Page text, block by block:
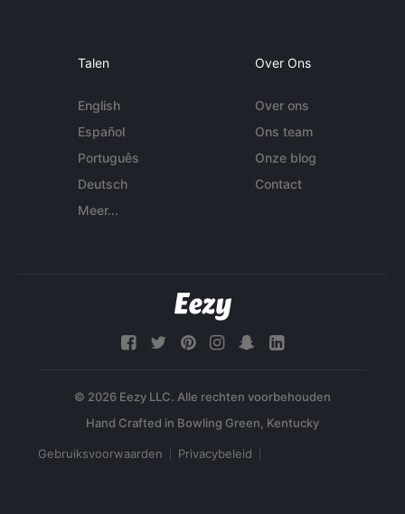
Talen
English
Español
Português
Deutsch
Meer...
Over Ons
Over ons
Ons team
Onze blog
Contact
© 2026 Eezy LLC. Alle rechten voorbehouden
Gebruiksvoorwaarden Privacybeleid